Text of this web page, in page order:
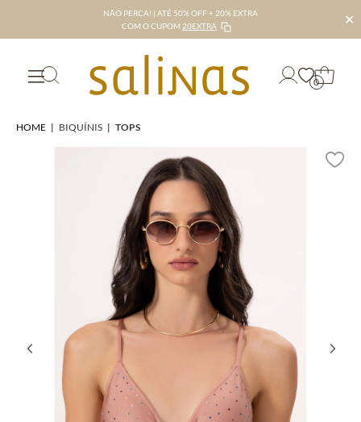
NÃO PERCA! | ATÉ 50% OFF + 20% EXTRA
COM O CUPOM 20EXTRA ✕
0
HOME | BIQUÍNIS | TOPS